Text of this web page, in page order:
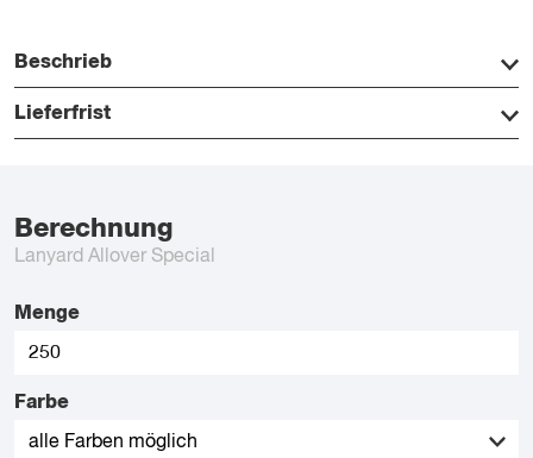
Beschrieb
Lieferfrist
Berechnung
Lanyard Allover Special
Menge
Farbe